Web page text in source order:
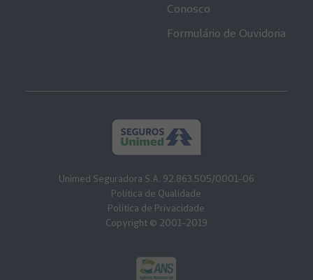
Conosco
Formulário de Ouvidoria
Unimed Seguradora S.A. 92.863.505/0001-06
Política de Qualidade
Política de Privacidade
Copyright © 2001-2019